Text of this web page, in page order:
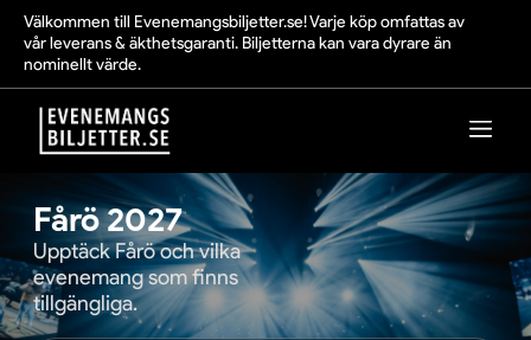
Välkommen till Evenemangsbiljetter.se! Varje köp omfattas av
vår leverans & äkthetsgaranti. Biljetterna kan vara dyrare än
nominellt värde.
Fårö 2027
Upptäck Fårö och vilka
evenemang som finns
tillgängliga.